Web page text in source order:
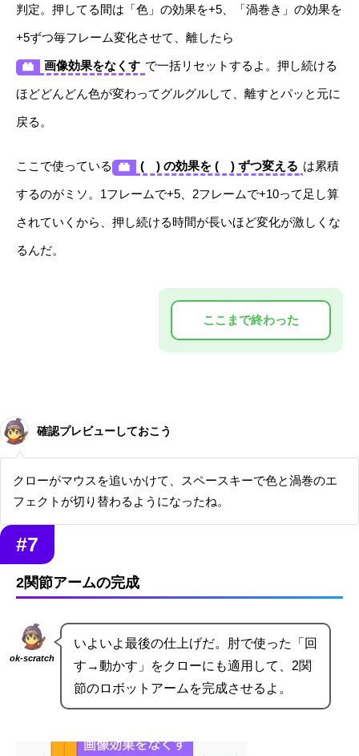
判定。押してる間は「色」の効果を+5、「渦巻き」の効果を
+5ずつ毎フレーム変化させて、離したら
画像効果をなくす で一括リセットするよ。押し続ける
ほどどんどん色が変わってグルグルして、離すとパッと元に
戻る。
ここで使っている ( ) の効果を ( ) ずつ変える は累積
するのがミソ。1フレームで+5、2フレームで+10って足し算
されていくから、押し続ける時間が長いほど変化が激しくな
るんだ。
確認プレビューしておこう
クローがマウスを追いかけて、スペースキーで色と渦巻のエ
フェクトが切り替わるようになったね。
#7
2関節アームの完成
ok-scratch
いよいよ最後の仕上げだ。肘で使った「回
す→動かす」をクローにも適用して、2関
節のロボットアームを完成させるよ。